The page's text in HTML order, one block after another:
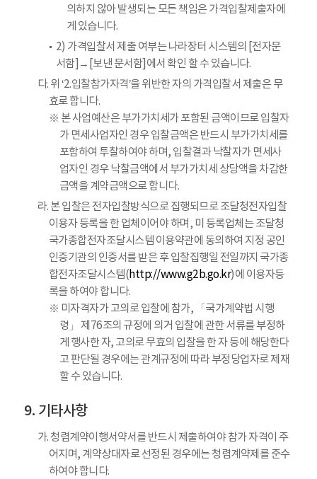
의하지 않아 발생되는 모든 책임은 가격입찰제출자에
게 있습니다.
2) 가격입찰서 제출 여부는 나라장터 시스템의 [전자문
서함]→[보낸 문서함]에서 확인 할 수 있습니다.
다. 위 ‘2.입찰참가자격’을 위반한 자의 가격입찰서 제출은 무
효로 합니다.
※ 본 사업예산은 부가가치세가 포함된 금액이므로 입찰자
가 면세사업자인 경우 입찰금액은 반드시 부가가치세를
포함하여 투찰하여야 하며, 입찰결과 낙찰자가 면세사
업자인 경우 낙찰금액에서 부가가치세 상당액을 차감한
금액을 계약금액으로 합니다.
라. 본 입찰은 전자입찰방식으로 집행되므로 조달청전자입찰
이용자 등록을 한 업체이어야 하며, 미 등록업체는 조달청
국가종합전자조달시스템 이용약관에 동의하여 지정 공인
인증기관의 인증서를 받은 후 입찰집행일 전일까지 국가종
합전자조달시스템(http://www.g2b.go.kr)에 이용자등
록을 하여야 합니다.
※ 미자격자가 고의로 입찰에 참가, 「국가계약법 시행
령」 제76조의 규정에 의거 입찰에 관한 서류를 부정하
게 행사한 자, 고의로 무효의 입찰을 한 자 등에 해당한다
고 판단될 경우에는 관계규정에 따라 부정당업자로 제재
할 수 있습니다.
기타사항
가. 청렴계약이행서약서를 반드시 제출하여야 참가 자격이 주
어지며, 계약상대자로 선정된 경우에는 청렴계약제를 준수
하여야 합니다.